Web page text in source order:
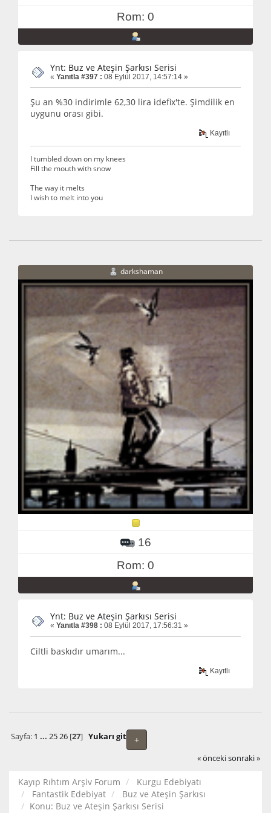
Rom: 0
Ynt: Buz ve Ateşin Şarkısı Serisi
« Yanıtla #397 : 08 Eylül 2017, 14:57:14 »
Şu an %30 indirimle 62,30 lira idefix'te. Şimdilik en
uygunu orası gibi.
Kayıtlı
I tumbled down on my knees
Fill the mouth with snow
The way it melts
I wish to melt into you
darkshaman
16
Rom: 0
Ynt: Buz ve Ateşin Şarkısı Serisi
« Yanıtla #398 : 08 Eylül 2017, 17:56:31 »
Ciltli baskıdır umarım...
Kayıtlı
+
Sayfa: 1 ... 25 26[27] Yukarı git
« önceki sonraki »
Kayıp Rıhtım Arşiv Forum
Kurgu Edebiyatı
Fantastik Edebiyat
Buz ve Ateşin Şarkısı
Konu: Buz ve Ateşin Şarkısı Serisi